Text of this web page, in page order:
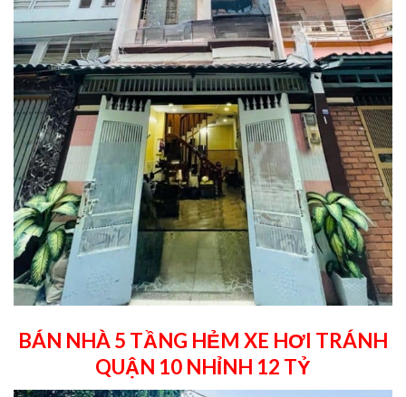
BÁN NHÀ 5 TẦNG HẺM XE HƠI TRÁNH
QUẬN 10 NHỈNH 12 TỶ